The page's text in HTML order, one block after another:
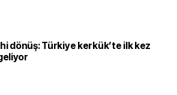
dönüş: Türkiye kerkük’te ilk kez